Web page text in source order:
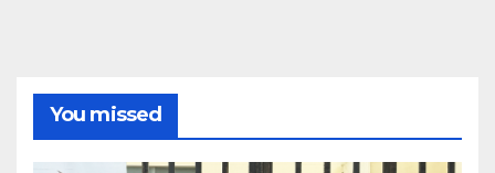
You missed